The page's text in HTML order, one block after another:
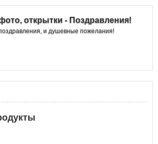
открытки - Поздравления!
и душевные пожелания!